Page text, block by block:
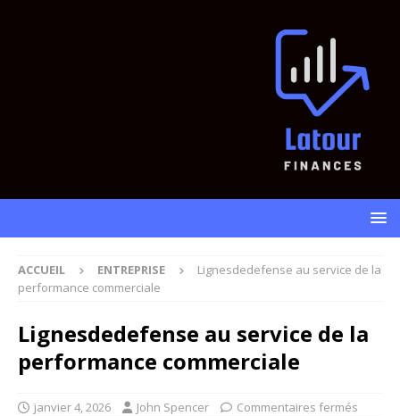
ACCUEIL ENTREPRISE
Lignesdedefense au service de la
performance commerciale
Lignesdedefense au service de la
performance commerciale
janvier 4, 2026 John Spencer Commentaires fermés